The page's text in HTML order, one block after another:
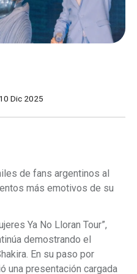
10 Dic 2025
de fans argentinos al
más emotivos de su
Ya No Lloran Tour”,
demostrando el
En su paso por
una presentación cargada